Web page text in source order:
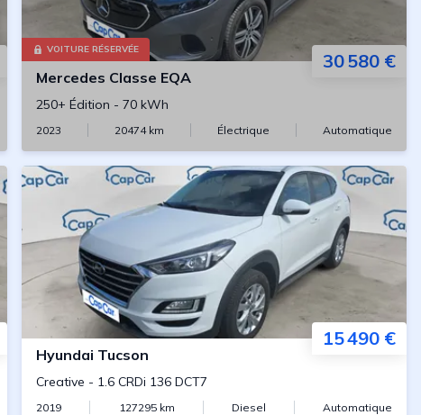
VOITURE RÉSERVÉE
30 580 €
Mercedes Classe EQA
250+ Édition -70 kWh
2023 20474km Électrique Automatique
15 490 €
Hyundai Tucson
Creative - 1.6 CRDi 136 DCT7
2019 127295km Diesel Automatique